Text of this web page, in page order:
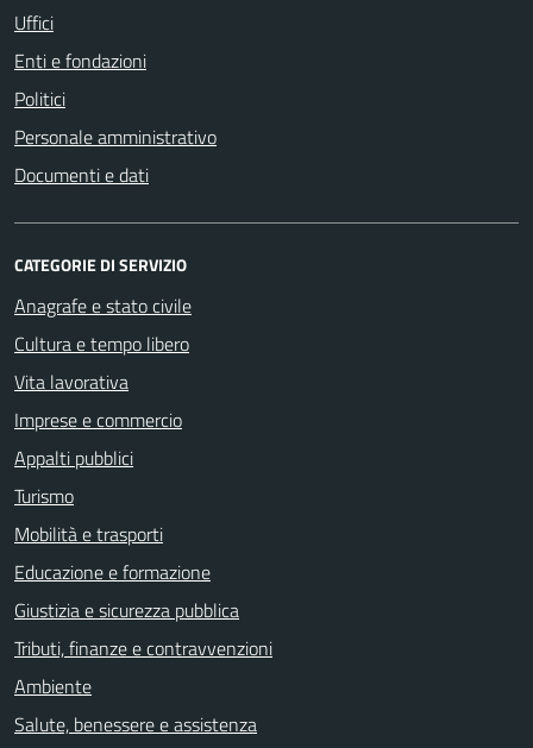
Uffici
Enti e fondazioni
Politici
Personale amministrativo
Documenti e dati
CATEGORIE DI SERVIZIO
Anagrafe e stato civile
Cultura e tempo libero
Vita lavorativa
Imprese e commercio
Appalti pubblici
Turismo
Mobilità e trasporti
Educazione e formazione
Giustizia e sicurezza pubblica
Tributi, finanze e contravvenzioni
Ambiente
Salute, benessere e assistenza